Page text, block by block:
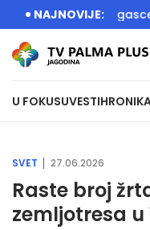
NAJNOVIJE:
dočekali vatrogasce-
U FOKUSUVESTI
SVET 27.06.2026
Raste broj
zemljotresa